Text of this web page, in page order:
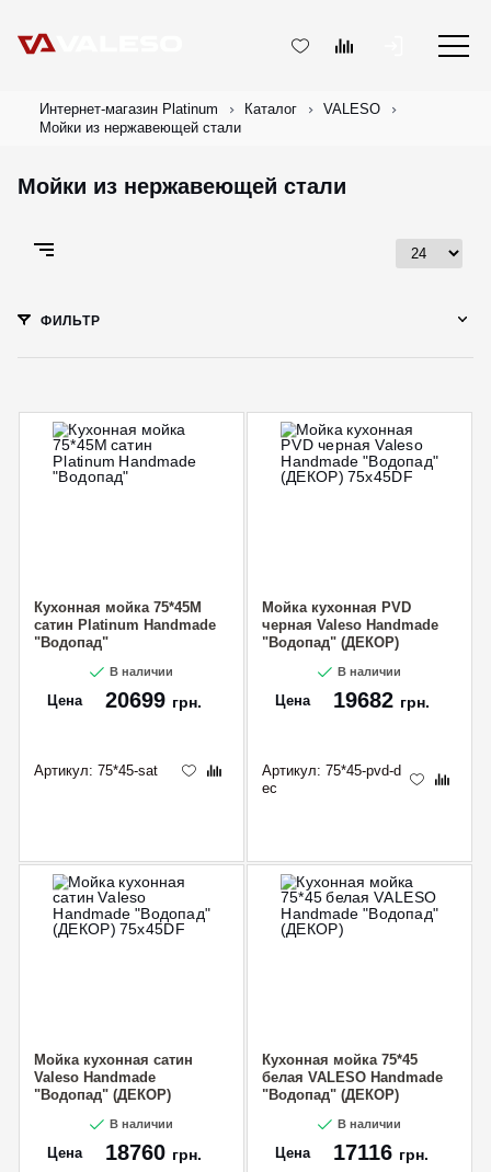
Интернет-магазин Platinum Каталог
VALESO
Мойки из нержавеющей стали
Мойки из нержавеющей стали
ФИЛЬТР
Кухонная мойка 75*45М
сатин Platinum Handmade
"Водопад"
В наличии
Цена 20699 грн.
Артикул: 75*45-sat
Мойка кухонная PVD
черная Valeso Handmade
"Водопад" (ДЕКОР)
В наличии
Цена 19682 грн.
Артикул: 75*45-pvd-d
ec
Мойка кухонная сатин
Valeso Handmade
"Водопад" (ДЕКОР)
В наличии
Цена 18760 грн.
Кухонная мойка 75*45
белая VALESO Handmade
"Водопад" (ДЕКОР)
В наличии
Цена 17116 грн.